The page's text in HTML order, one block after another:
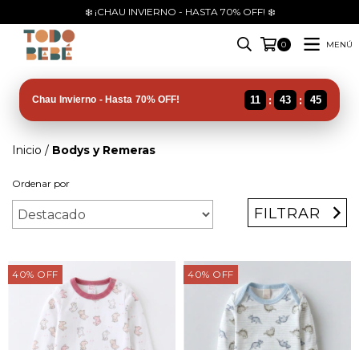
❄️ ¡CHAU INVIERNO - HASTA 70% OFF! ❄️
0 MENÚ
Chau Invierno - Hasta 70% OFF! 11 : 43 : 44
Inicio / Bodys y Remeras
Ordenar por
FILTRAR
40% OFF 40% OFF